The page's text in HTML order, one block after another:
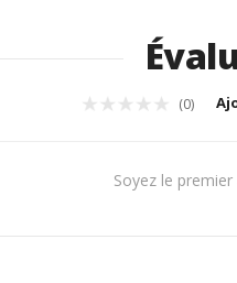
(0)
Soyez le